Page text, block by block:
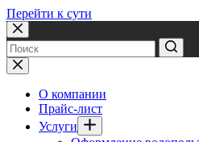
Перейти к сути
Ничего
не
найденоО компании
Прайс-лист
Услуги